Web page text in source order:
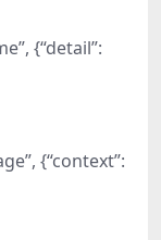
{“detail”:
{“context”: